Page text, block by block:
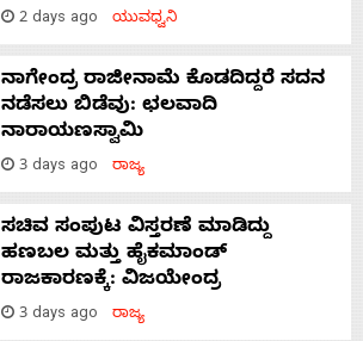
2 days ago ಯುವಧ್ವನಿ
ನಾಗೇಂದ್ರ ರಾಜೀನಾಮೆ ಕೊಡದಿದ್ದರೆ ಸದನ
ನಡೆಸಲು ಬಿಡೆವು: ಛಲವಾದಿ
ನಾರಾಯಣಸ್ವಾಮಿ
3 days ago ರಾಜ್ಯ
ಸಚಿವ ಸಂಪುಟ ವಿಸ್ತರಣೆ ಮಾಡಿದ್ದು
ಹಣಬಲ ಮತ್ತು ಹೈಕಮಾಂಡ್
ರಾಜಕಾರಣಕ್ಕೆ: ವಿಜಯೇಂದ್ರ
3 days ago ರಾಜ್ಯ